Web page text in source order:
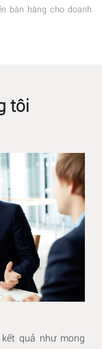
bán hàng cho doanh
tôi
quả như mong